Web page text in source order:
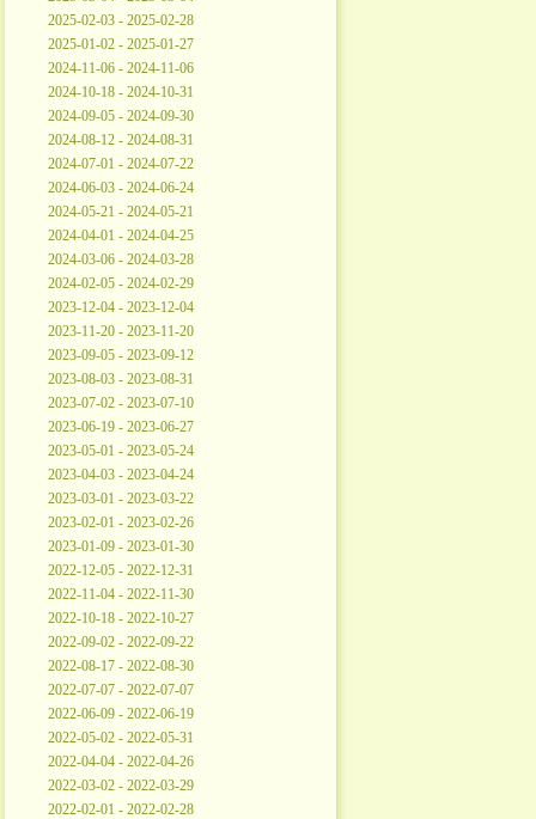
2025-02-03 - 2025-02-28
2025-01-02 - 2025-01-27
2024-11-06 - 2024-11-06
2024-10-18 - 2024-10-31
2024-09-05 - 2024-09-30
2024-08-12 - 2024-08-31
2024-07-01 - 2024-07-22
2024-06-03 - 2024-06-24
2024-05-21 - 2024-05-21
2024-04-01 - 2024-04-25
2024-03-06 - 2024-03-28
2024-02-05 - 2024-02-29
2023-12-04 - 2023-12-04
2023-11-20 - 2023-11-20
2023-09-05 - 2023-09-12
2023-08-03 - 2023-08-31
2023-07-02 - 2023-07-10
2023-06-19 - 2023-06-27
2023-05-01 - 2023-05-24
2023-04-03 - 2023-04-24
2023-03-01 - 2023-03-22
2023-02-01 - 2023-02-26
2023-01-09 - 2023-01-30
2022-12-05 - 2022-12-31
2022-11-04 - 2022-11-30
2022-10-18 - 2022-10-27
2022-09-02 - 2022-09-22
2022-08-17 - 2022-08-30
2022-07-07 - 2022-07-07
2022-06-09 - 2022-06-19
2022-05-02 - 2022-05-31
2022-04-04 - 2022-04-26
2022-03-02 - 2022-03-29
2022-02-01 - 2022-02-28